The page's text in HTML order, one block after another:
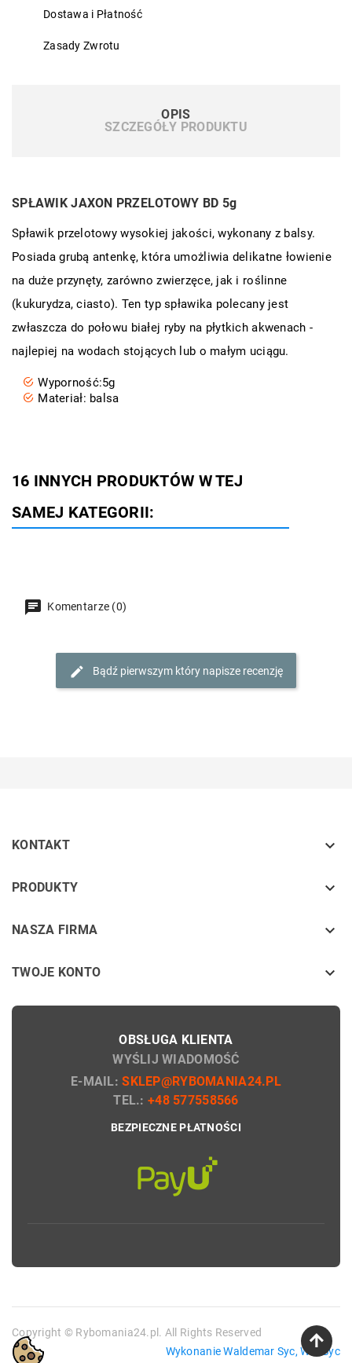
Dostawa i Płatność
Zasady Zwrotu
OPIS
SZCZEGÓŁY PRODUKTU
SPŁAWIK JAXON PRZELOTOWY BD 5g
Spławik przelotowy wysokiej jakości, wykonany z balsy.
Posiada grubą antenkę, która umożliwia delikatne łowienie
na duże przynęty, zarówno zwierzęce, jak i roślinne
(kukurydza, ciasto). Ten typ spławika polecany jest
zwłaszcza do połowu białej ryby na płytkich akwenach -
najlepiej na wodach stojących lub o małym uciągu.
Wyporność:5g
Materiał: balsa
16 INNYCH PRODUKTÓW W TEJ
SAMEJ KATEGORII:
Komentarze (0)
Bądź pierwszym który napisze recenzję
KONTAKT 
PRODUKTY keyboard_arrow_down
NASZA FIRMA keyboard_arrow_down
TWOJE KONTO 
OBSŁUGA KLIENTA
WYŚLIJ WIADOMOŚĆ
E-MAIL:SKLEP@RYBOMANIA24.PL
TEL.:+48 577558566
BEZPIECZNE PŁATNOŚCI
Copyright © Rybomania24.pl. All Rights Reserved
Wykonanie Waldemar Syc, WebSyc